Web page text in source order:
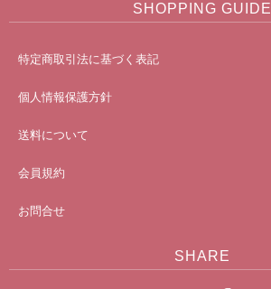
SHOPPING GUIDE
特定商取引法に基づく表記
個人情報保護方針
送料について
会員規約
お問合せ
SHARE